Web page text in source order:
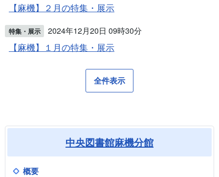
【麻機】２月の特集・展示
特集・展示 2024年12月20日 09時30分
【麻機】１月の特集・展示
全件表示
中央図書館麻機分館
概要